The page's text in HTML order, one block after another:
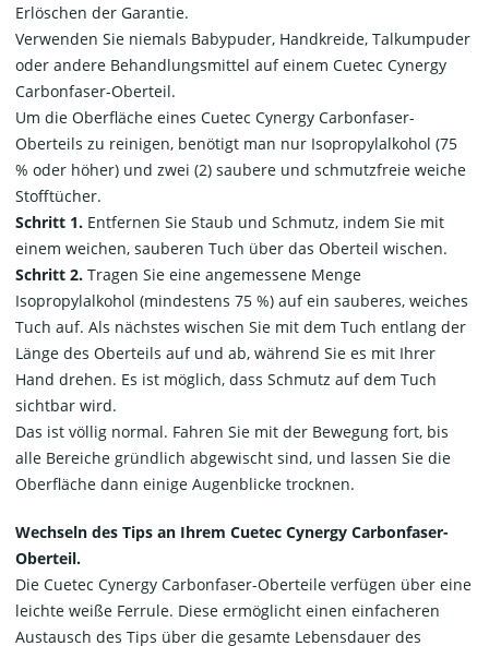
Erlöschen der Garantie.
Verwenden Sie niemals Babypuder, Handkreide, Talkumpuder
oder andere Behandlungsmittel auf einem Cuetec Cynergy
Carbonfaser-Oberteil.
Um die Oberfläche eines Cuetec Cynergy Carbonfaser-
Oberteils zu reinigen, benötigt man nur Isopropylalkohol (75
% oder höher) und zwei (2) saubere und schmutzfreie weiche
Stofftücher.
Schritt 1. Entfernen Sie Staub und Schmutz, indem Sie mit
einem weichen, sauberen Tuch über das Oberteil wischen.
Schritt 2. Tragen Sie eine angemessene Menge
Isopropylalkohol (mindestens 75 %) auf ein sauberes, weiches
Tuch auf. Als nächstes wischen Sie mit dem Tuch entlang der
Länge des Oberteils auf und ab, während Sie es mit Ihrer
Hand drehen. Es ist möglich, dass Schmutz auf dem Tuch
sichtbar wird.
Das ist völlig normal. Fahren Sie mit der Bewegung fort, bis
alle Bereiche gründlich abgewischt sind, und lassen Sie die
Oberfläche dann einige Augenblicke trocknen.
Wechseln des Tips an Ihrem Cuetec Cynergy Carbonfaser-
Oberteil.
Die Cuetec Cynergy Carbonfaser-Oberteile verfügen über eine
leichte weiße Ferrule. Diese ermöglicht einen einfacheren
Austausch des Tips über die gesamte Lebensdauer des